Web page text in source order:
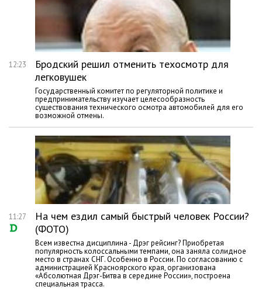
12:23
Бродский решил отменить техосмотр для
легковушек
Государственный комитет по регуляторной политике и
предпринимательству изучает целесообразность
существования технического осмотра автомобилей для его
возможной отмены.
11:27
На чем ездил самый быстрый человек России?
(ФОТО)
Всем известна дисциплина - Дрэг рейсинг? Приобретая
популярность колоссальными темпами, она заняла солидное
место в странах СНГ. Особенно в России. По согласованию с
администрацией Красноярского края, организована
«Абсолютная Дрэг-Битва в середине России», построена
специальная трасса.